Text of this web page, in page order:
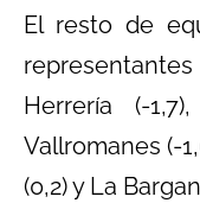
El resto de
Herrería (-
Vallromanes (-
(0,2) y La